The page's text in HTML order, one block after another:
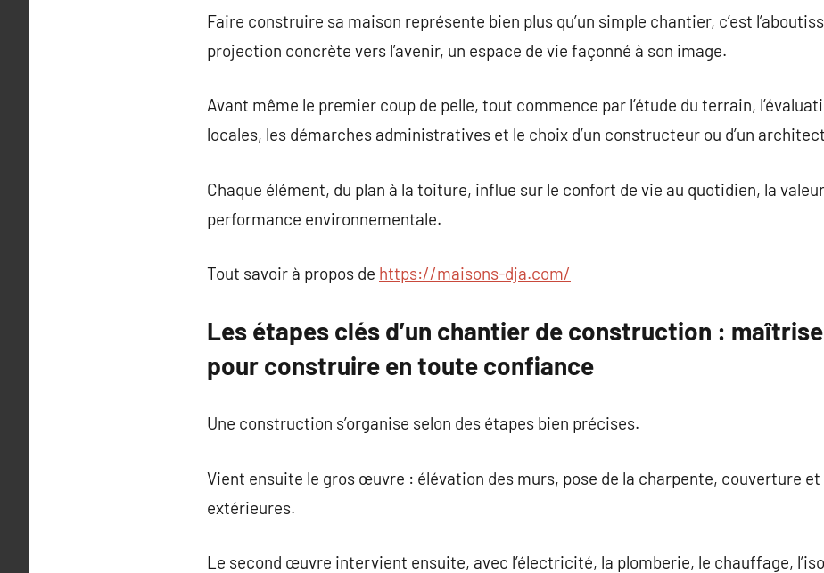
Faire construire sa maison représente bien plus qu’un simple chantier, c’est
projection concrète vers l’avenir, un espace de vie façonné à son image.
Avant même le premier coup de pelle, tout commence par l’étude du terrain,
locales, les démarches administratives et le choix d’un constructeur ou d’un
Chaque élément, du plan à la toiture, influe sur le confort de vie au quotidien, la
performance environnementale.
Tout savoir à propos de https://maisons-dja.com/
Les étapes clés d’un chantier de construction :
pour construire en toute confiance
Une construction s’organise selon des étapes bien précises.
Vient ensuite le gros œuvre : élévation des murs, pose de la charpente, couverture
extérieures.
Le second œuvre intervient ensuite, avec l’électricité, la plomberie, le chauffage,